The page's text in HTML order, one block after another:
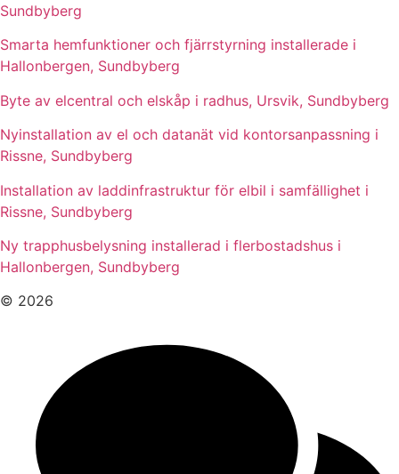
Sundbyberg
Smarta hemfunktioner och fjärrstyrning installerade i
Hallonbergen, Sundbyberg
Byte av elcentral och elskåp i radhus, Ursvik, Sundbyberg
Nyinstallation av el och datanät vid kontorsanpassning i
Rissne, Sundbyberg
Installation av laddinfrastruktur för elbil i samfällighet i
Rissne, Sundbyberg
Ny trapphusbelysning installerad i flerbostadshus i
Hallonbergen, Sundbyberg
© 2026